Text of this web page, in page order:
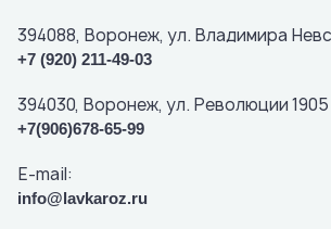
394088, Воронеж, ул. Владимира
+7 (920) 211-49-03
394030, Воронеж, ул. Революции 1905
+7(906)678-65-99
E-mail:
info@lavkaroz.ru